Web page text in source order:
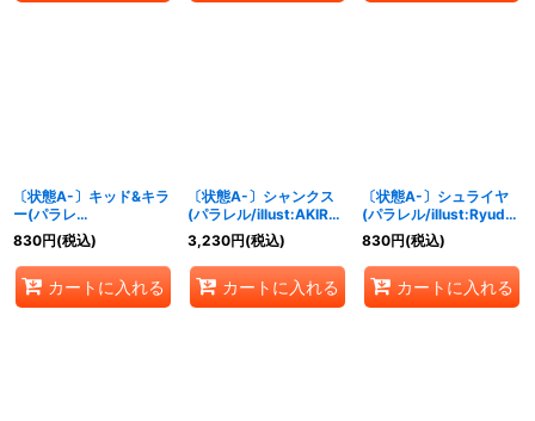
〔状態A-〕キッド&キラ
ー(パラレ
ル/illust:Yosuke
Adachi)【R/P】{EB01-
003}
830円(税込)
カートに入れる
〔状態A-〕シャンクス
(パラレル/illust:AKIRA
EGAWA)【SR/P】
{OP06-007}
3,230円(税込)
カートに入れる
〔状態A-〕シュライヤ
(パラレル/illust:Ryuda)
【SR/P】{OP06-009}
830円(税込)
カートに入れる